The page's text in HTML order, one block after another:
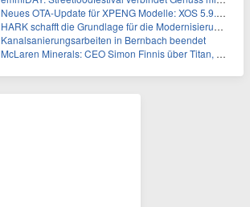
Neues OTA-Update für XPENG Modelle: XOS 5.9.5 erweitert Sicherheits-, Lade- und Komfortfunktionen
HARK schafft die Grundlage für die Modernisierung seiner IBM i-Anwendungen
Kanalsanierungsarbeiten in Bernbach beendet
McLaren Minerals: CEO Simon Finnis über Titan, Zirkon und Seltene Erden